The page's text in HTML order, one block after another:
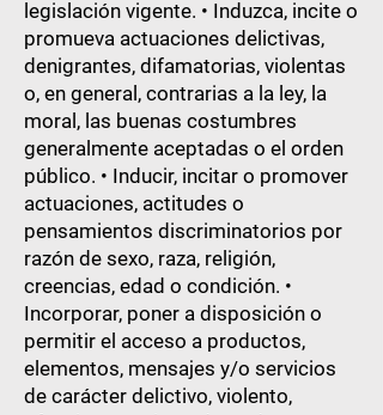
legislación vigente. • Induzca, incite o
promueva actuaciones delictivas,
denigrantes, difamatorias, violentas
o, en general, contrarias a la ley, la
moral, las buenas costumbres
generalmente aceptadas o el orden
público. • Inducir, incitar o promover
actuaciones, actitudes o
pensamientos discriminatorios por
razón de sexo, raza, religión,
creencias, edad o condición. •
Incorporar, poner a disposición o
permitir el acceso a productos,
elementos, mensajes y/o servicios
de carácter delictivo, violento,